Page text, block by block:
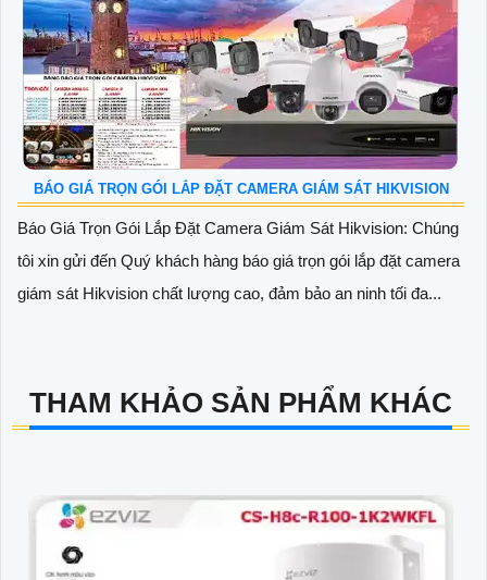
BÁO GIÁ TRỌN GÓI LẮP ĐẶT CAMERA GIÁM SÁT HIKVISION
Báo Giá Trọn Gói Lắp Đặt Camera Giám Sát Hikvision: Chúng
tôi xin gửi đến Quý khách hàng báo giá trọn gói lắp đặt camera
giám sát Hikvision chất lượng cao, đảm bảo an ninh tối đa...
THAM KHẢO SẢN PHẨM KHÁC